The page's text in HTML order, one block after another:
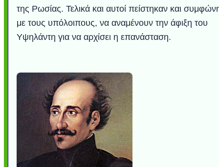
της Ρωσίας. Τελικά και αυτοί πείστηκαν και
με τους υπόλοιπους, να αναμένουν την άφιξη του
Υψηλάντη για να αρχίσει η επανάσταση.